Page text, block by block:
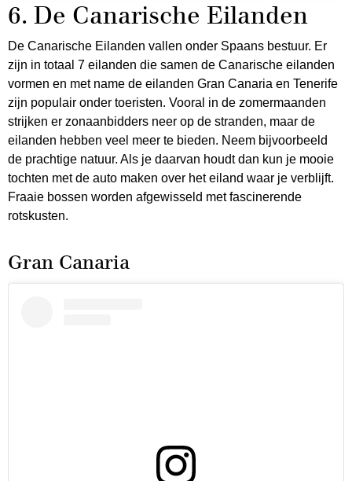
6. De Canarische Eilanden
De Canarische Eilanden vallen onder Spaans bestuur. Er
zijn in totaal 7 eilanden die samen de Canarische eilanden
vormen en met name de eilanden Gran Canaria en Tenerife
zijn populair onder toeristen. Vooral in de zomermaanden
strijken er zonaanbidders neer op de stranden, maar de
eilanden hebben veel meer te bieden. Neem bijvoorbeeld
de prachtige natuur. Als je daarvan houdt dan kun je mooie
tochten met de auto maken over het eiland waar je verblijft.
Fraaie bossen worden afgewisseld met fascinerende
rotskusten.
Gran Canaria